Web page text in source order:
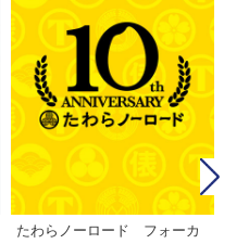
たわらノーロード フォーカ